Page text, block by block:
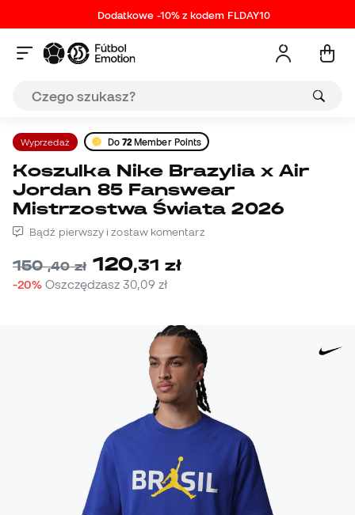
Dodatkowe -10% z kodem FLDAY10
Wyprzedaż Do 72 Member Points
Koszulka Nike Brazylia x Air
Jordan 85 Fanswear
Mistrzostwa Świata 2026
Bądź pierwszy i zostaw komentarz
150,40 zł 120,31 zł
-20% Oszczędzasz30,09 zł